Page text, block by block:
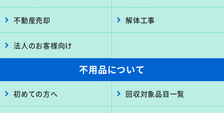
不動産売却 解体工事
法人のお客様向け
不用品について
初めての方へ 回収対象品目一覧